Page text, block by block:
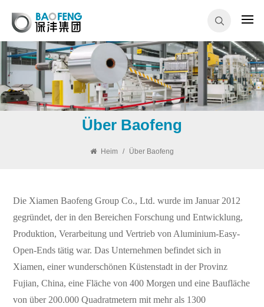
Über Baofeng
Heim / Über Baofeng
Die Xiamen Baofeng Group Co., Ltd. wurde im Januar 2012
gegründet, der in den Bereichen Forschung und Entwicklung,
Produktion, Verarbeitung und Vertrieb von Aluminium-Easy-
Open-Ends tätig war. Das Unternehmen befindet sich in
Xiamen, einer wunderschönen Küstenstadt in der Provinz
Fujian, China, eine Fläche von 400 Morgen und eine Baufläche
von über 200.000 Quadratmetern mit mehr als 1300